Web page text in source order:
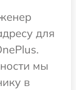
для
мы
в